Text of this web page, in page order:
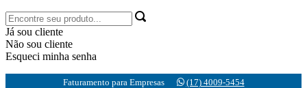
Já sou cliente
Não sou cliente
Esqueci minha senha
Faturamento para Empresas (17) 4009-5454